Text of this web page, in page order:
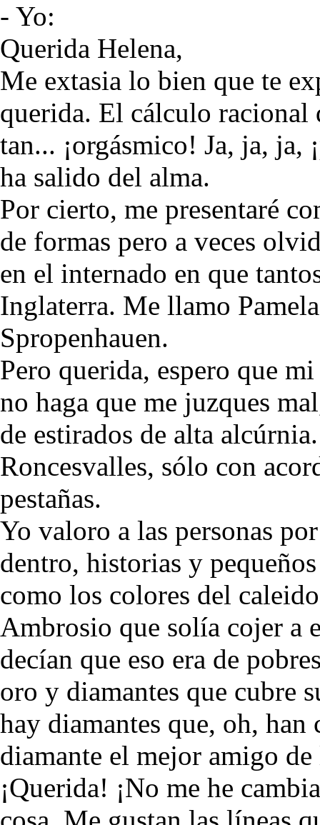
- Yo:
Querida Helena,
Me extasia lo bien que te
querida. El cálculo racional
tan... ¡orgásmico! Ja, ja, ja,
ha salido del alma.
Por cierto, me presentaré
de formas pero a veces
en el internado en que
Inglaterra. Me llamo
Spropenhauen.
Pero querida, espero que
no haga que me juzques
de estirados de alta
Roncesvalles, sólo con
pestañas.
Yo valoro a las personas
dentro, historias y
como los colores del
Ambrosio que solía cojer a
decían que eso era de
oro y diamantes que cubre
hay diamantes que, oh, han
diamante el mejor amigo
¡Querida! ¡No me he